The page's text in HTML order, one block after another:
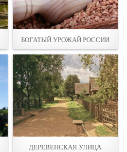
БОГАТЫЙ УРОЖАЙ РОССИИ
ДЕРЕВЕНСКАЯ УЛИЦА